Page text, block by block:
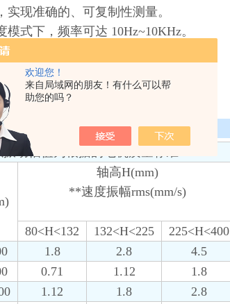
欢迎您！
来自局域网的朋友！有什么可以帮
助您的吗？
现准确的、可复制性测量。
式下，频率可达 10Hz~10KHz。
听诊和记录。
“RS-232数据线输出"与 PC 通讯。
输出选择。
振动幅值为根据的电机质量标准
轴高H(mm)
**速度振幅rms(mm/s)
80<H<132 132<H<225
225<H<400
1.8 2.8 4.5
0.71 1.12
1.8
1.12 1.8 2.8